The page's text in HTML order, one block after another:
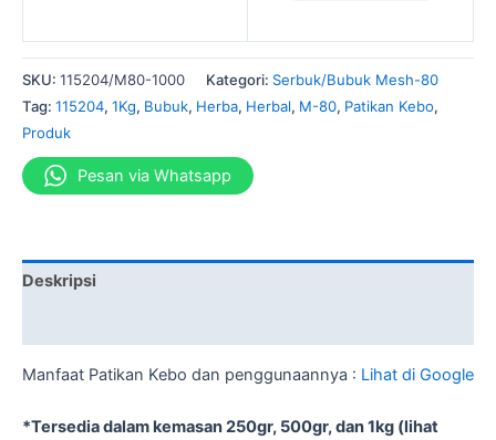
SKU: 115204/M80-1000 Kategori: Serbuk/Bubuk Mesh-80
Tag: 115204, 1Kg, Bubuk, Herba, Herbal, M-80, Patikan Kebo,
Produk
Pesan via Whatsapp
Deskripsi
Manfaat Patikan Kebo dan penggunaannya : Lihat di Google
*Tersedia dalam kemasan 250gr, 500gr, dan 1kg (lihat